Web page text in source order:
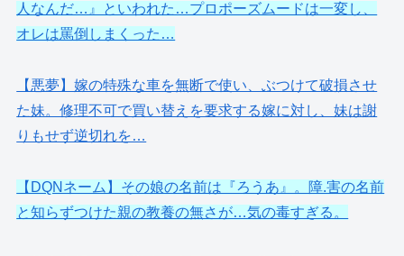
人なんだ…』といわれた…プロポーズムードは一変し、
オレは罵倒しまくった…
【悪夢】嫁の特殊な車を無断で使い、ぶつけて破損させ
た妹。修理不可で買い替えを要求する嫁に対し、妹は謝
りもせず逆切れを…
【DQNネーム】その娘の名前は『ろうあ』。障.害の名前
と知らずつけた親の教養の無さが…気の毒すぎる。